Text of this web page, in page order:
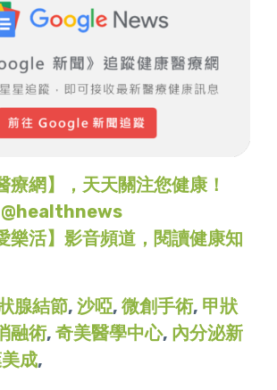
療網】，天天關注您健康！
@healthnews
樂活】影音頻道，閱讀健康知
腺結節, 沙啞, 微創手術, 甲狀
融術, 奇美醫學中心, 內分泌新
成,